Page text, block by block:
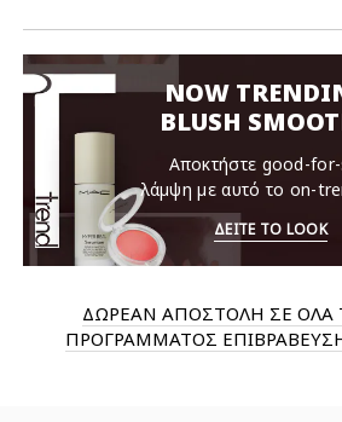
NOW
BLUSH
Αποκτήστε good-
λάμψη με αυτό το on-
ΔΕΙΤΕ ΤΟ LOOK
ΔΩΡΕΑΝ ΑΠΟΣΤΟΛΗ ΣΕ ΟΛΑ
ΠΡΟΓΡΑΜΜΑΤΟΣ ΕΠΙΒΡΑΒΕΥΣΗΣ